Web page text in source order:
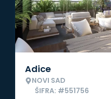
Adice
NOVI SAD
ŠIFRA: #551756